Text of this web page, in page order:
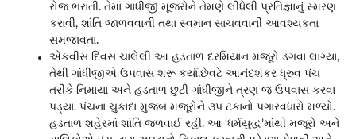
રોજ ભરાતી. તેમાં ગાંધીજી મૂજરોને તેમણે લીધેલી પ્રતિજ્ઞાનું સ્મરણ
કરાવી, શાંતિ જાળવવાની તથા સ્વમાન સાચવવાની આવશ્યકતા
સમજાવતા.
એકવીસ દિવસ ચાલેલી આ હડતાળ દરમિયાન મજૂરો ડગવા લાગ્યા,
તેથી ગાંધીજીએ ઉપવાસ શરૂ કર્યા.છેવટે આનંદશંકર ધ્રુવ પંચ
તરીકે નિમાયા અને હડતાળ છુટી ગાંધીજીને ત્રણ જ ઉપવાસ કરવા
પડ્યા. પંચના ચુકાદા મુજબ મજૂરોને ૩૫ ટકાનો પગારવધારો મળ્યો.
હડતાળ શહેરમાં શાંતિ જળવાઈ રહી. આ ‘ધર્મયુદ્ધ’માંથી મજૂરો અને